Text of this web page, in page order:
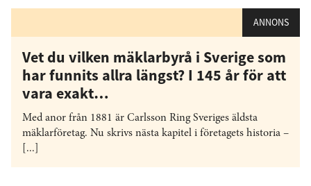
ANNONS
Vet du vilken mäklarbyrå i Sverige som
har funnits allra längst? I 145 år för att
vara exakt…
Med anor från 1881 är Carlsson Ring Sveriges äldsta
mäklarföretag. Nu skrivs nästa kapitel i företagets historia –
[...]